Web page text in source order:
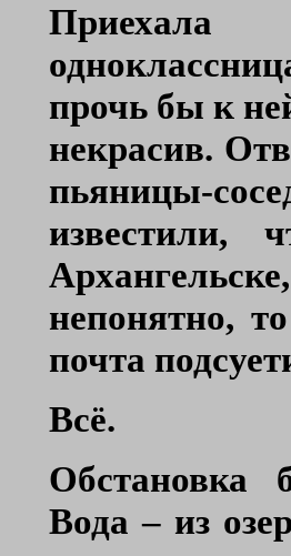
прочь бы к
некрасив.
пьяницы-
известили,
непонятно,
почта
Всё.
Обстановка
Вода – из